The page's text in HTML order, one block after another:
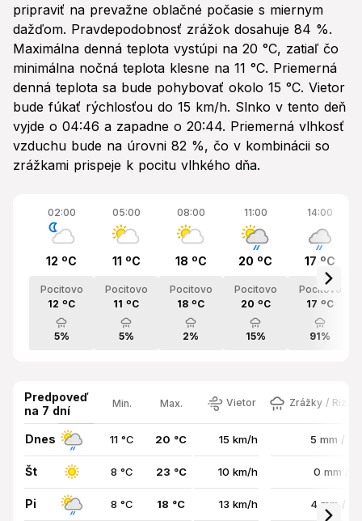
pripraviť na prevažne oblačné počasie s miernym
dažďom. Pravdepodobnosť zrážok dosahuje 84 %.
Maximálna denná teplota vystúpi na 20 °C, zatiaľ čo
minimálna nočná teplota klesne na 11 °C. Priemerná
denná teplota sa bude pohybovať okolo 15 °C. Vietor
bude fúkať rýchlosťou do 15 km/h. Slnko v tento deň
vyjde o 04:46 a zapadne o 20:44. Priemerná vlhkosť
vzduchu bude na úrovni 82 %, čo v kombinácii so
zrážkami prispeje k pocitu vlhkého dňa.
02:00
12 ºC
Pocitovo
12 ºC
5%
05:00
11 ºC
Pocitovo
11 ºC
5%
08:00
18 ºC
Pocitovo
18 ºC
2%
11:00
20 ºC
Pocitovo
20 ºC
15%
14:00
17 ºC
Pocitovo
17 ºC
91%
Predpoveď
na 7 dní
Min. Max. Vietor Zrážky /
Dnes 11 °C 20 °C 15 km/h 5 mm /
Št 8 °C 23 °C 10 km/h 0 mm /
Pi 8 °C 18 °C 13 km/h 4 mm /